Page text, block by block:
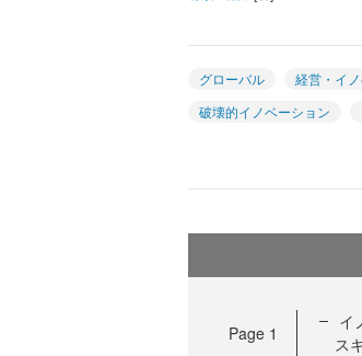
グローバル 経営・イ
破壊的イノベーション
Page 1
イ
ス